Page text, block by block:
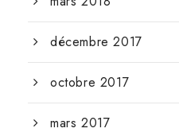
décembre 2017
octobre 2017
mars 2017